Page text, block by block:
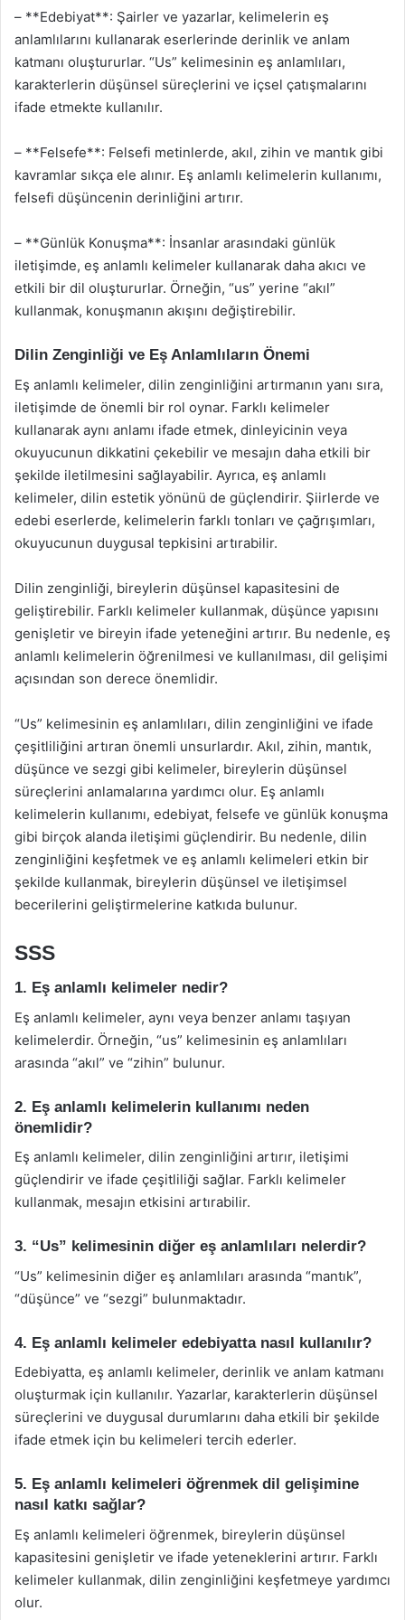
– **Edebiyat**: Şairler ve yazarlar, kelimelerin eş
anlamlılarını kullanarak eserlerinde derinlik ve anlam
katmanı oluştururlar. “Us” kelimesinin eş anlamlıları,
karakterlerin düşünsel süreçlerini ve içsel çatışmalarını
ifade etmekte kullanılır.
– **Felsefe**: Felsefi metinlerde, akıl, zihin ve mantık gibi
kavramlar sıkça ele alınır. Eş anlamlı kelimelerin kullanımı,
felsefi düşüncenin derinliğini artırır.
– **Günlük Konuşma**: İnsanlar arasındaki günlük
iletişimde, eş anlamlı kelimeler kullanarak daha akıcı ve
etkili bir dil oluştururlar. Örneğin, “us” yerine “akıl”
kullanmak, konuşmanın akışını değiştirebilir.
Dilin Zenginliği ve Eş Anlamlıların Önemi
Eş anlamlı kelimeler, dilin zenginliğini artırmanın yanı sıra,
iletişimde de önemli bir rol oynar. Farklı kelimeler
kullanarak aynı anlamı ifade etmek, dinleyicinin veya
okuyucunun dikkatini çekebilir ve mesajın daha etkili bir
şekilde iletilmesini sağlayabilir. Ayrıca, eş anlamlı
kelimeler, dilin estetik yönünü de güçlendirir. Şiirlerde ve
edebi eserlerde, kelimelerin farklı tonları ve çağrışımları,
okuyucunun duygusal tepkisini artırabilir.
Dilin zenginliği, bireylerin düşünsel kapasitesini de
geliştirebilir. Farklı kelimeler kullanmak, düşünce yapısını
genişletir ve bireyin ifade yeteneğini artırır. Bu nedenle, eş
anlamlı kelimelerin öğrenilmesi ve kullanılması, dil gelişimi
açısından son derece önemlidir.
“Us” kelimesinin eş anlamlıları, dilin zenginliğini ve ifade
çeşitliliğini artıran önemli unsurlardır. Akıl, zihin, mantık,
düşünce ve sezgi gibi kelimeler, bireylerin düşünsel
süreçlerini anlamalarına yardımcı olur. Eş anlamlı
kelimelerin kullanımı, edebiyat, felsefe ve günlük konuşma
gibi birçok alanda iletişimi güçlendirir. Bu nedenle, dilin
zenginliğini keşfetmek ve eş anlamlı kelimeleri etkin bir
şekilde kullanmak, bireylerin düşünsel ve iletişimsel
becerilerini geliştirmelerine katkıda bulunur.
SSS
1. Eş anlamlı kelimeler nedir?
Eş anlamlı kelimeler, aynı veya benzer anlamı taşıyan
kelimelerdir. Örneğin, “us” kelimesinin eş anlamlıları
arasında “akıl” ve “zihin” bulunur.
2. Eş anlamlı kelimelerin kullanımı neden
önemlidir?
Eş anlamlı kelimeler, dilin zenginliğini artırır, iletişimi
güçlendirir ve ifade çeşitliliği sağlar. Farklı kelimeler
kullanmak, mesajın etkisini artırabilir.
3. “Us” kelimesinin diğer eş anlamlıları nelerdir?
“Us” kelimesinin diğer eş anlamlıları arasında “mantık”,
“düşünce” ve “sezgi” bulunmaktadır.
4. Eş anlamlı kelimeler edebiyatta nasıl kullanılır?
Edebiyatta, eş anlamlı kelimeler, derinlik ve anlam katmanı
oluşturmak için kullanılır. Yazarlar, karakterlerin düşünsel
süreçlerini ve duygusal durumlarını daha etkili bir şekilde
ifade etmek için bu kelimeleri tercih ederler.
5. Eş anlamlı kelimeleri öğrenmek dil gelişimine
nasıl katkı sağlar?
Eş anlamlı kelimeleri öğrenmek, bireylerin düşünsel
kapasitesini genişletir ve ifade yeteneklerini artırır. Farklı
kelimeler kullanmak, dilin zenginliğini keşfetmeye yardımcı
olur.